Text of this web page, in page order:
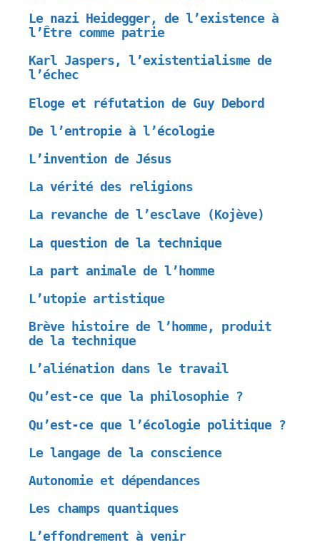
Le nazi Heidegger, de l’existence à
l’Être comme patrie
Karl Jaspers, l’existentialisme de
l’échec
Eloge et réfutation de Guy Debord
De l’entropie à l’écologie
L’invention de Jésus
La vérité des religions
La revanche de l’esclave (Kojève)
La question de la technique
La part animale de l’homme
L’utopie artistique
Brève histoire de l’homme, produit
de la technique
L’aliénation dans le travail
Qu’est-ce que la philosophie ?
Qu’est-ce que l’écologie politique ?
Le langage de la conscience
Autonomie et dépendances
Les champs quantiques
L’effondrement à venir